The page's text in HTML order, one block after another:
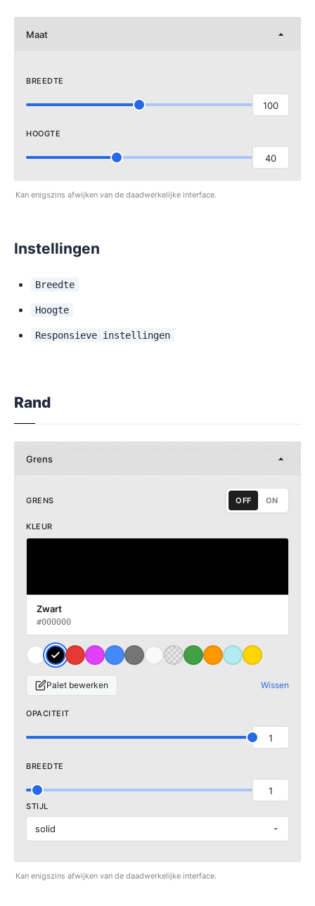
Maat
BREEDTE
100
HOOGTE
40
Kan enigszins afwijken van de daadwerkelijke interface.
Instellingen
Breedte
Hoogte
Responsieve instellingen
Rand
Grens
GRENS OFF ON
KLEUR
Zwart
#000000
Palet bewerken Wissen
OPACITEIT
1
BREEDTE
1
STIJL
solid
Kan enigszins afwijken van de daadwerkelijke interface.